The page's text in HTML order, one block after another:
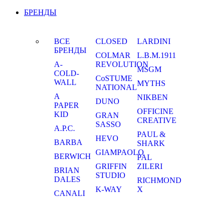
БРЕНДЫ
ВСЕ
БРЕНДЫ
A-
COLD-
WALL
A
PAPER
KID
A.P.C.
BARBA
BERWICH
BRIAN
DALES
CANALI
CLOSED
COLMAR
REVOLUTION
CoSTUME
NATIONAL
DUNO
GRAN
SASSO
HEVO
GIAMPAOLO
GRIFFIN
STUDIO
K-WAY
LARDINI
L.B.M.1911
MSGM
MYTHS
NIKBEN
OFFICINE
CREATIVE
PAUL &
SHARK
PAL
ZILERI
RICHMOND
X